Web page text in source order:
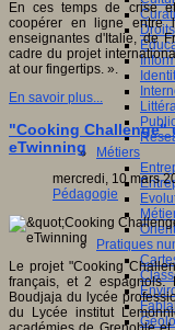
Droits
Métiers
Pratiques
En ces temps de crise
coopérer en ligne entre
enseignantes d'Italie, de
cadre du projet
at our fingertips. ».
En savoir plus...
"Cooking Challenge"
eTwinning
mercredi, 10 mars
Pédagogie
Le projet "Cooking
français, et 2 espagnols.
Boudjaja du lycée
du Lycée institut